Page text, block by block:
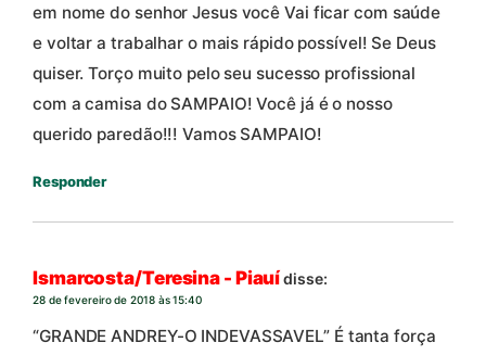
em nome do senhor Jesus você Vai ficar com saúde
e voltar a trabalhar o mais rápido possível! Se Deus
quiser. Torço muito pelo seu sucesso profissional
com a camisa do SAMPAIO! Você já é o nosso
querido paredão!!! Vamos SAMPAIO!
Responder
Ismarcosta/Teresina - Piauídisse:
28 de fevereiro de 2018 às 15:40
“GRANDE ANDREY-O INDEVASSAVEL” É tanta força